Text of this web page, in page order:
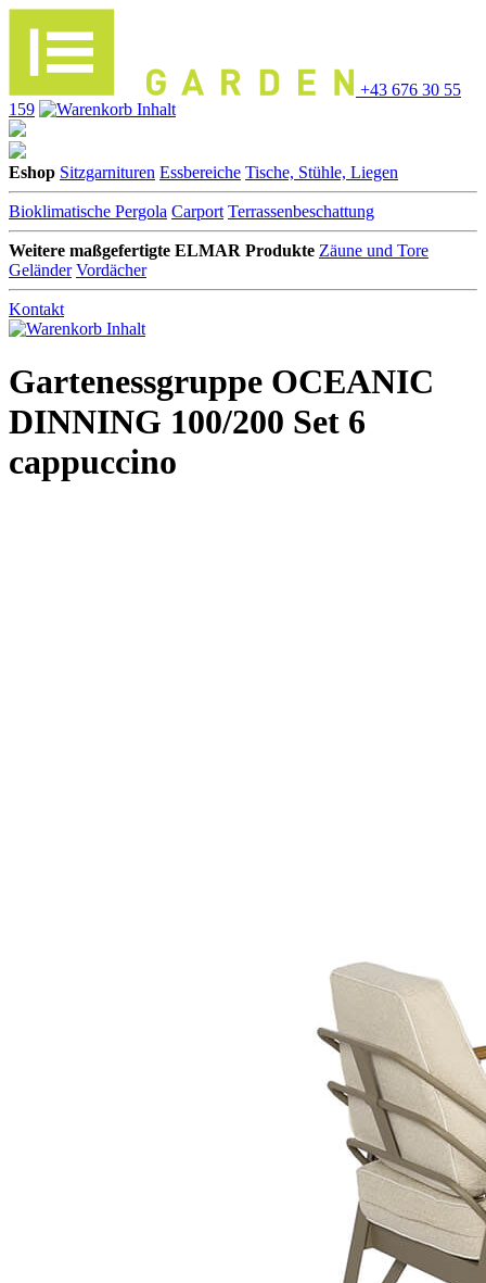
+43 676 30 55
159
Eshop Sitzgarnituren Essbereiche Tische, Stühle, Liegen
Bioklimatische Pergola Carport Terrassenbeschattung
Weitere maßgefertigte ELMAR Produkte Zäune und Tore
Geländer Vordächer
Kontakt
Gartenessgruppe OCEANIC
DINNING 100/200 Set 6
cappuccino